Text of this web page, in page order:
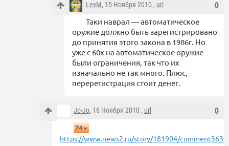
0
LevM, 15 Ноября 2010 , url
Таки наврал — автоматическое
оружие должно быть зарегистрировано
до принятия этого закона в 1986г. Но
уже с 60х на автоматическое оружие
были ограничения, так что их
изначально не так много. Плюс,
перерегистрация стоит денег.
0
Jo-Jo, 16 Ноября 2010 , url
74
https://www.news2.ru/story/181904/